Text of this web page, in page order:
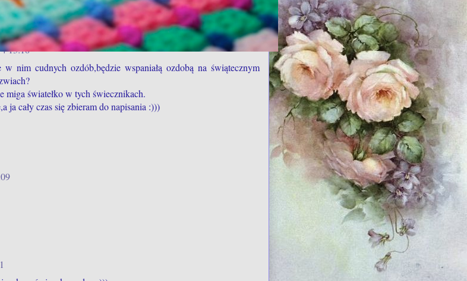
13:10
nim cudnych ozdób,będzie wspaniałą ozdobą na świątecznym
miga światełko w tych świecznikach.
ja cały czas się zbieram do napisania :)))